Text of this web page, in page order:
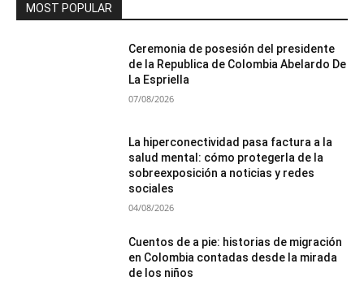
MOST POPULAR
Ceremonia de posesión del presidente
de la Republica de Colombia Abelardo De
La Espriella
07/08/2026
La hiperconectividad pasa factura a la
salud mental: cómo protegerla de la
sobreexposición a noticias y redes
sociales
04/08/2026
Cuentos de a pie: historias de migración
en Colombia contadas desde la mirada
de los niños